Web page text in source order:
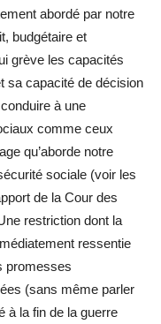
abordé par notre
budgétaire et
grève les capacités
sa capacité de décision
à une
comme ceux
qu’aborde notre
sociale (voir les
de la Cour des
restriction dont la
ressentie
promesses
(sans même parler
à la fin de la guerre